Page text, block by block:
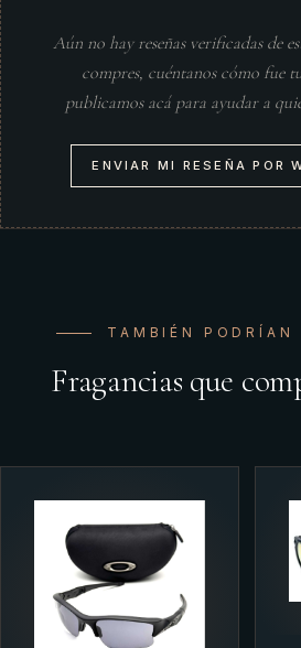
Aún no hay reseñas verificadas de
compres, cuéntanos cómo fue
publicamos acá para ayudar a
ENVIAR MI RESEÑA POR
TAMBIÉN PODRÍAN
Fragancias que